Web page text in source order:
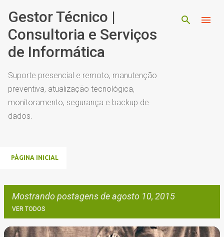
Pular para o conteúdo principal
Gestor Técnico |
Consultoria e Serviços
de Informática
Suporte presencial e remoto, manutenção
preventiva, atualização tecnológica,
monitoramento, segurança e backup de
dados.
PÁGINA INICIAL
Mostrando postagens de agosto 10, 2015
VER TODOS